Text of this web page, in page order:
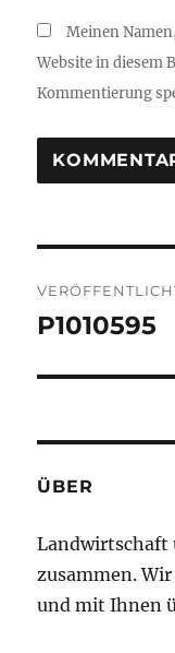
Meinen
Website in diesem
Kommentierung
R
A
I
:
P1010595
ÜBER
Landwirtschaft
zusammen.
und mit Ihnen